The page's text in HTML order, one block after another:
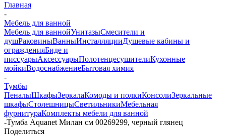
Главная
-
Мебель для ванной
Мебель для ваннойУнитазыСмесители и
душРаковиныВанныИнсталляцииДушевые кабины и
огражденияБиде и
писсуарыАксессуарыПолотенцесушителиКухонные
мойкиВодоснабжениеБытовая химия
-
Тумбы
ПеналыШкафыЗеркалаКомоды и полкиКонсолиЗеркальные
шкафыСтолешницыСветильникиМебельная
фурнитураКомплекты мебели для ванной
-Тумба Aquanet Милан см 00269299, черный глянец
Поделиться